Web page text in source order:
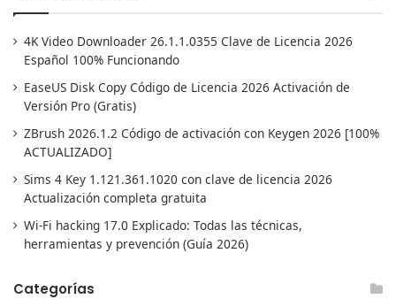
4K Video Downloader 26.1.1.0355 Clave de Licencia 2026
Español 100% Funcionando
EaseUS Disk Copy Código de Licencia 2026 Activación de
Versión Pro (Gratis)
ZBrush 2026.1.2 Código de activación con Keygen 2026 [100%
ACTUALIZADO]
Sims 4 Key 1.121.361.1020 con clave de licencia 2026
Actualización completa gratuita
Wi-Fi hacking 17.0 Explicado: Todas las técnicas,
herramientas y prevención (Guía 2026)
Categorías